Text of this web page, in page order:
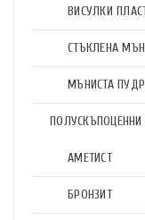
ВИСУЛКИ
СТЪКЛЕНА
МЪНИСТА
АМЕТИСТ
БРОНЗИТ